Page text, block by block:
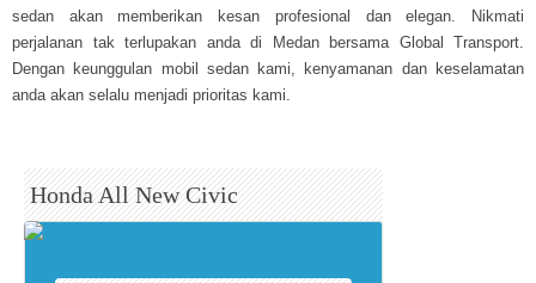
sedan akan memberikan kesan profesional dan elegan. Nikmati
perjalanan tak terlupakan anda di Medan bersama Global Transport.
Dengan keunggulan mobil sedan kami, kenyamanan dan keselamatan
anda akan selalu menjadi prioritas kami.
Honda All New Civic